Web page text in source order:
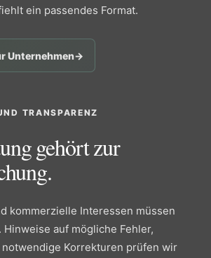
ein passendes Format.
Unternehmen→
TRANSPARENZ
gehört zur
kommerzielle Interessen müssen
auf mögliche Fehler,
notwendige Korrekturen prüfen wir